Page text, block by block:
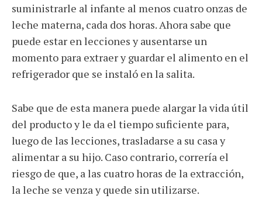
suministrarle al infante al menos cuatro onzas de
leche materna, cada dos horas. Ahora sabe que
puede estar en lecciones y ausentarse un
momento para extraer y guardar el alimento en el
refrigerador que se instaló en la salita.
Sabe que de esta manera puede alargar la vida útil
del producto y le da el tiempo suficiente para,
luego de las lecciones, trasladarse a su casa y
alimentar a su hijo. Caso contrario, correría el
riesgo de que, a las cuatro horas de la extracción,
la leche se venza y quede sin utilizarse.